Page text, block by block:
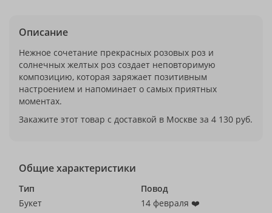
Описание
Нежное сочетание прекрасных розовых роз и
солнечных желтых роз создает неповторимую
композицию, которая заряжает позитивным
настроением и напоминает о самых приятных
моментах.
Закажите этот товар с доставкой в Москве за 4 130 руб.
Общие характеристики
Тип
Букет
Повод
14 февраля ❤️